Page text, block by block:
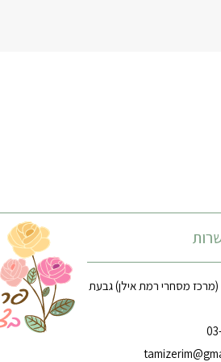
רח׳ הארזים 14 (מרכז מסחרי רמת אילן) גבעת